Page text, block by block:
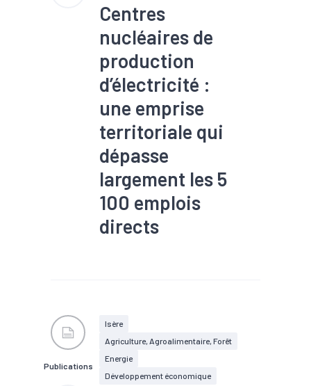
Centres
nucléaires de
production
d’électricité :
une emprise
territoriale qui
dépasse
largement les 5
100 emplois
directs
d'énergie
d'emploi
Publications
Isère
Agriculture, Agroalimentaire, Forêt
Energie
Développement économique